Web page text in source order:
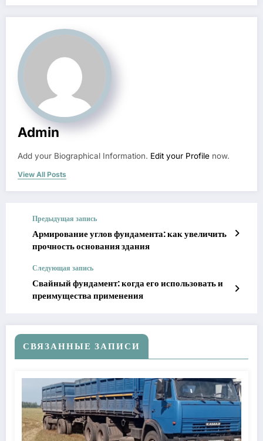
Admin
Add your Biographical Information. Edit your Profile now.
View All Posts
Предыдущая запись
Армирование углов фундамента: как увеличить
прочность основания здания
Следующая запись
Свайный фундамент: когда его использовать и
преимущества применения
СВЯЗАННЫЕ ЗАПИСИ